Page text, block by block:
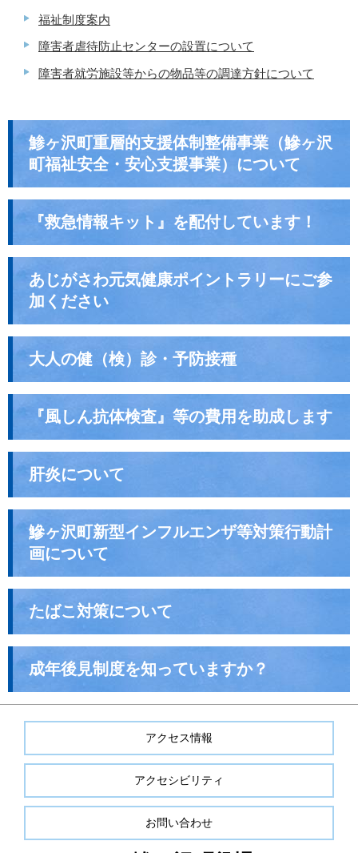
福祉制度案内
障害者虐待防止センターの設置について
障害者就労施設等からの物品等の調達方針について
鯵ヶ沢町重層的支援体制整備事業（鰺ヶ沢
町福祉安全・安心支援事業）について
『救急情報キット』を配付しています！
あじがさわ元気健康ポイントラリーにご参
加ください
大人の健（検）診・予防接種
『風しん抗体検査』等の費用を助成します
肝炎について
鰺ヶ沢町新型インフルエンザ等対策行動計
画について
たばこ対策について
成年後見制度を知っていますか？
アクセス情報
アクセシビリティ
お問い合わせ